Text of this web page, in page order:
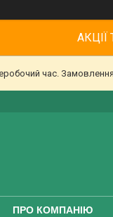
час.
ПРО КОМПАНІЮ